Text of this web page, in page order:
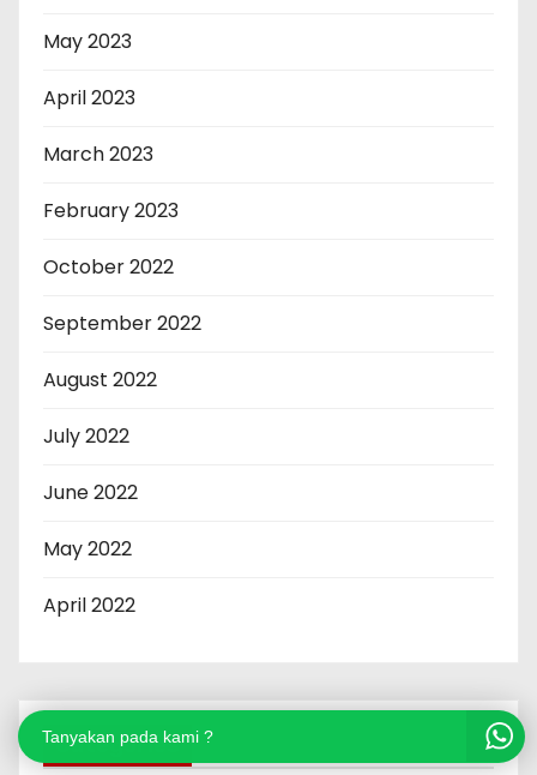
May 2023
April 2023
March 2023
February 2023
October 2022
September 2022
August 2022
July 2022
June 2022
May 2022
April 2022
Categories
Tanyakan pada kami ?